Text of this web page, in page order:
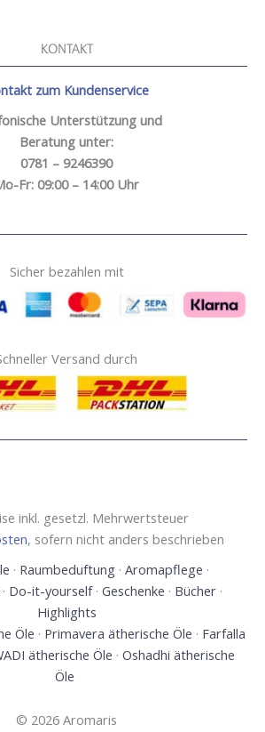
KONTAKT
zum Kundenservice
Unterstützung und
Beratung unter:
0781 – 9246390
Fr: 09:00 – 14:00 Uhr
Sicher bezahlen mit
Versand durch
inkl. gesetzl. Mehrwertsteuer
, sofern nicht anders beschrieben
· Raumbeduftung · Aromapflege ·
Do-it-yourself· Geschenke · Bücher·
Highlights
Öle · Primavera ätherische Öle · Farfalla
ätherische Öle · Oshadhi ätherische
Öle
© 2026 Aromaris